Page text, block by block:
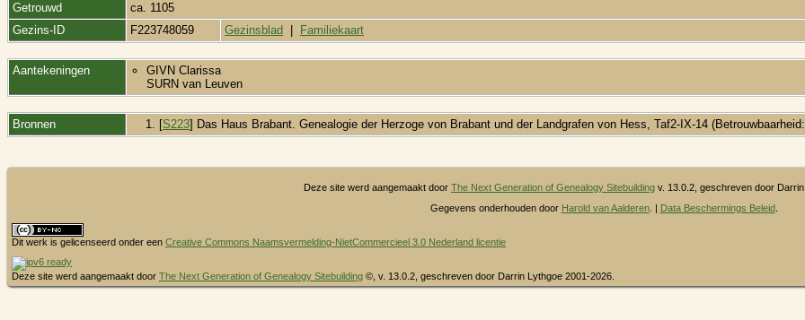
Getrouwd
ca. 1105
Gezins-ID
F223748059 Gezinsblad Familiekaart
Aantekeningen
GIVN Clarissa
SURN van Leuven
Bronnen [S223] Das Haus Brabant. Genealogie der Herzoge von Brabant und der Landgrafen von Hess, Taf2-IX-14
Deze site werd aangemaakt door The Next Generation of Genealogy Sitebuilding v. 13.0.2, geschreven door
Gegevens onderhouden door Harold van Aalderen. | Data Beschermings Beleid
Dit werk is gelicenseerd onder een Creative Commons Naamsvermelding-NietCommercieel 3.0 Nederland licentie
Deze site werd aangemaakt door The Next Generation of Genealogy Sitebuilding ©, v. 13.0.2, geschreven door Darrin Lythgoe 2001-2026.